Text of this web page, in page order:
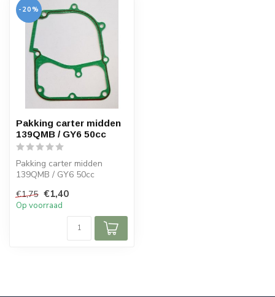
-20%
Pakking carter midden
139QMB / GY6 50cc
Pakking carter midden
139QMB / GY6 50cc
€1,75 €1,40
Op voorraad